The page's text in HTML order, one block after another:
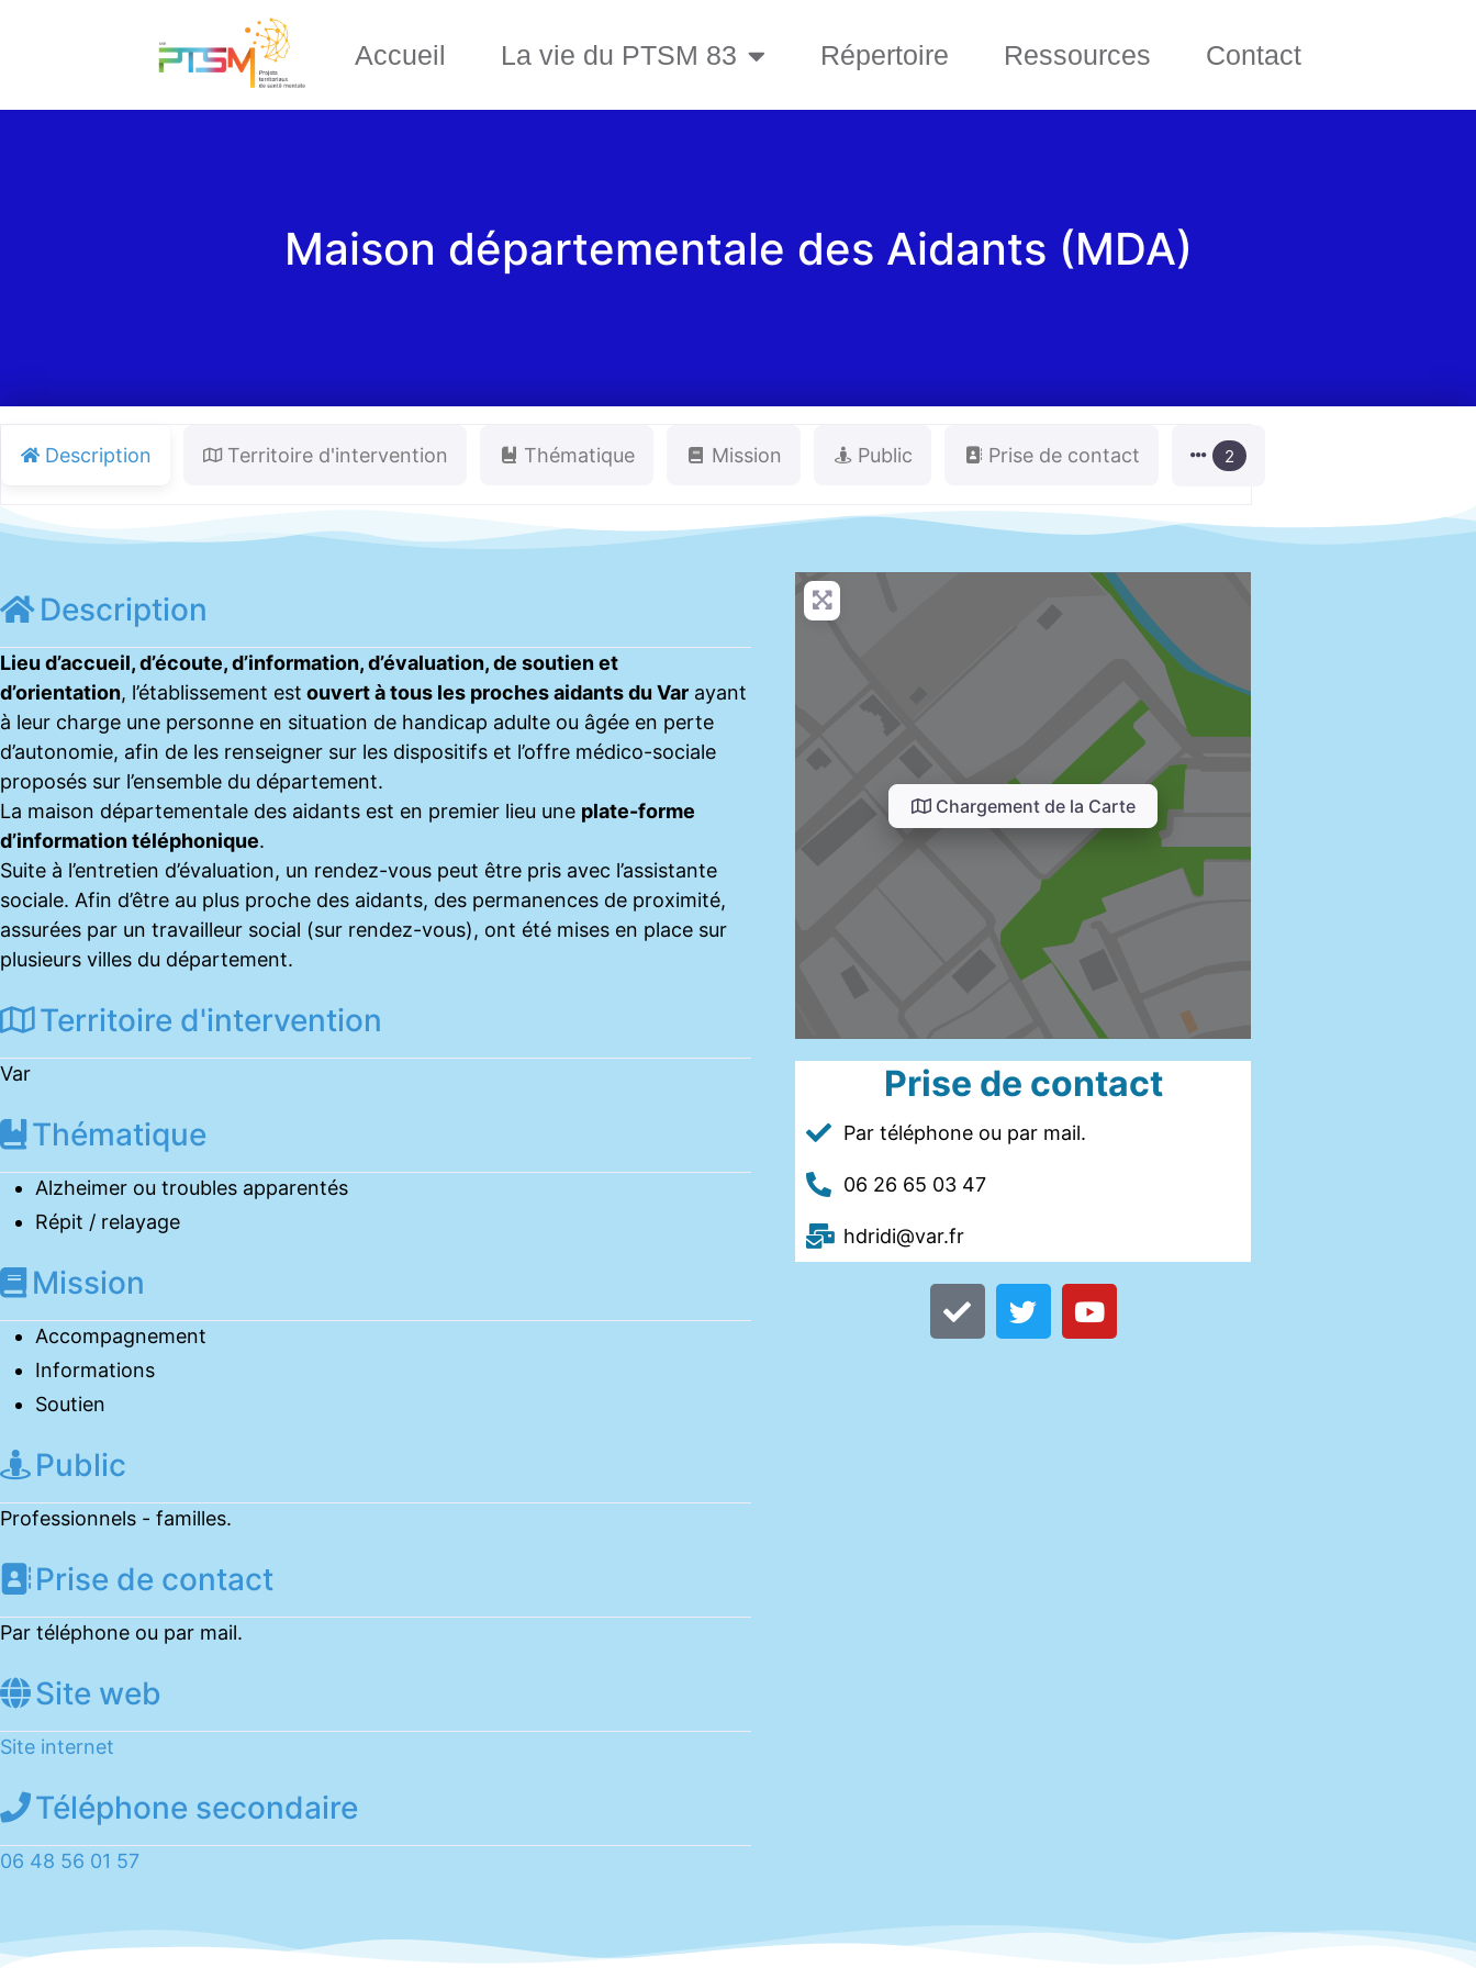
Accueil La vie du PTSM 83 Répertoire Ressources Contact
Maison départementale des Aidants (MDA)
Description Territoire d'intervention Thématique Mission Public Prise de contact 2
Description
Lieu d’accueil, d’écoute, d’information, d’évaluation, de soutien et
d’orientation, l’établissement est ouvert à tous les proches aidants du Var ayant
à leur charge une personne en situation de handicap adulte ou âgée en perte
d’autonomie, afin de les renseigner sur les dispositifs et l’offre médico-sociale
proposés sur l’ensemble du département.
La maison départementale des aidants est en premier lieu une plate-forme
d’information téléphonique.
Suite à l’entretien d’évaluation, un rendez-vous peut être pris avec l’assistante
sociale. Afin d’être au plus proche des aidants, des permanences de proximité,
assurées par un travailleur social (sur rendez-vous), ont été mises en place sur
plusieurs villes du département.
Territoire d'intervention
Var
Thématique
Alzheimer ou troubles apparentés
Répit / relayage
Mission
Accompagnement
Informations
Soutien
Public
Professionnels - familles.
Prise de contact
Par téléphone ou par mail.
Site web
Site internet
Téléphone secondaire
06 48 56 01 57
Chargement de la Carte
Prise de contact
Par téléphone ou par mail.
06 26 65 03 47
hdridi@var.fr